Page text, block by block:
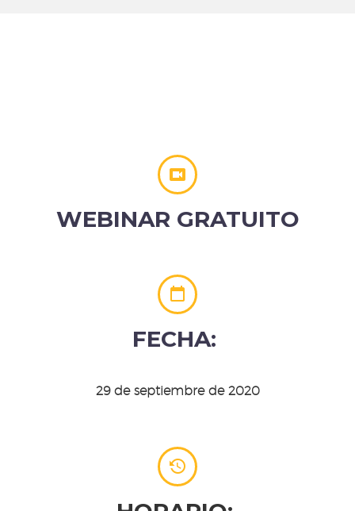


WEBINAR GRATUITO


FECHA:
29 de septiembre de 2020

